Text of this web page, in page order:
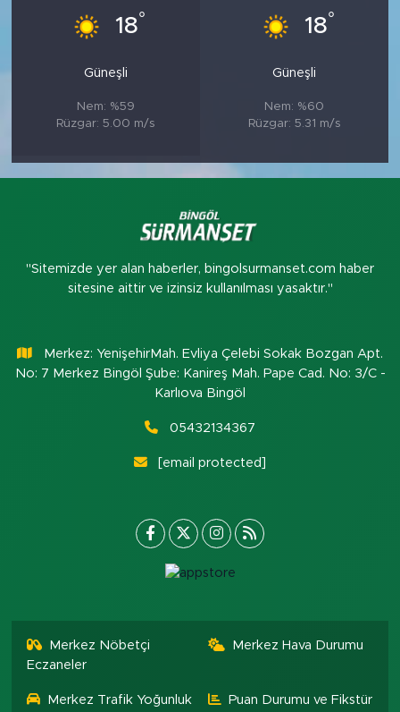
18°
Güneşli
Nem: %59
Rüzgar: 5.00 m/s
18°
Güneşli
Nem: %60
Rüzgar: 5.31 m/s
"Sitemizde yer alan haberler, bingolsurmanset.com haber
sitesine aittir ve izinsiz kullanılması yasaktır."
Merkez: YenişehirMah. Evliya Çelebi Sokak Bozgan Apt.
No: 7 Merkez Bingöl Şube: Kanireş Mah. Pape Cad. No: 3/C -
Karlıova Bingöl
05432134367
[email protected]
Merkez Nöbetçi
Eczaneler
Merkez Hava Durumu
Merkez Trafik Yoğunluk Puan Durumu ve Fikstür